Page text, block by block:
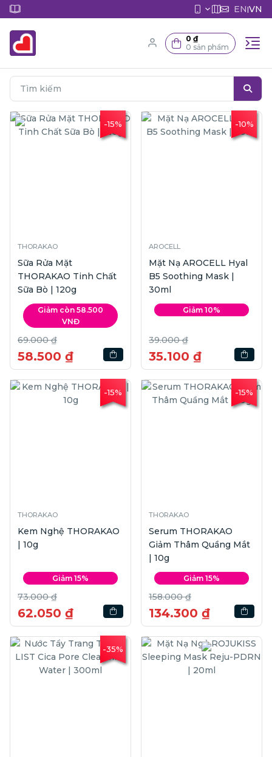
EN|VN
0 ₫
0 sản phẩm
-15%
THORAKAO
Sữa Rửa Mặt
THORAKAO Tinh Chất
Sữa Bò | 120g
Giảm còn 58.500
VNĐ
69.000 ₫
58.500 ₫
-10%
AROCELL
Mặt Nạ AROCELL Hyal
B5 Soothing Mask |
30ml
Giảm 10%
39.000 ₫
35.100 ₫
-15%
THORAKAO
Kem Nghệ THORAKAO
| 10g
Giảm 15%
73.000 ₫
62.050 ₫
-15%
THORAKAO
Serum THORAKAO
Giảm Thâm Quầng Mắt
| 10g
Giảm 15%
158.000 ₫
134.300 ₫
-35%